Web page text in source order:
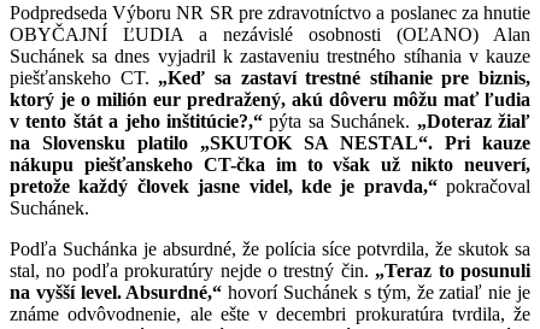
Podpredseda Výboru NR SR pre zdravotníctvo a poslanec za hnutie
OBYČAJNÍ ĽUDIA a nezávislé osobnosti (OĽANO) Alan
Suchánek sa dnes vyjadril k zastaveniu trestného stíhania v kauze
piešťanskeho CT. „Keď sa zastaví trestné stíhanie pre biznis,
ktorý je o milión eur predražený, akú dôveru môžu mať ľudia
v tento štát a jeho inštitúcie?,“ pýta sa Suchánek. „Doteraz žiaľ
na Slovensku platilo „SKUTOK SA NESTAL“. Pri kauze
nákupu piešťanskeho CT-čka im to však už nikto neuverí,
pretože každý človek jasne videl, kde je pravda,“pokračoval
Suchánek.
Podľa Suchánka je absurdné, že polícia síce potvrdila, že skutok sa
stal, no podľa prokuratúry nejde o trestný čin. „Teraz to posunuli
na vyšší level. Absurdné,“ hovorí Suchánek s tým, že zatiaľ nie je
známe odvôvodnenie, ale ešte v decembri prokuratúra tvrdila, že